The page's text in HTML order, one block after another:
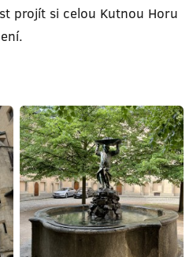
projít si celou Kutnou Horu